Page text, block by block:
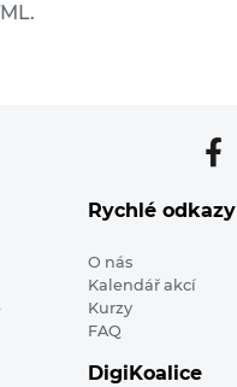
Rychlé odkazy
O nás
Kalendář akcí
Kurzy
FAQ
DigiKoalice